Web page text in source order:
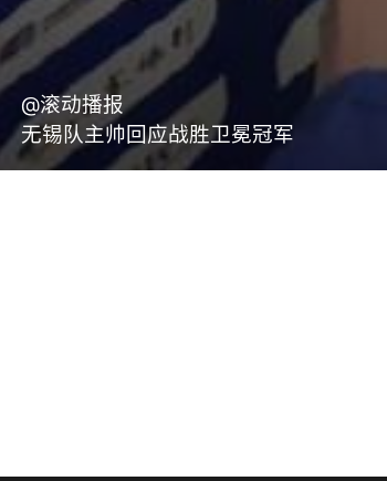
@滚动播报
无锡队主帅回应战胜卫冕冠军